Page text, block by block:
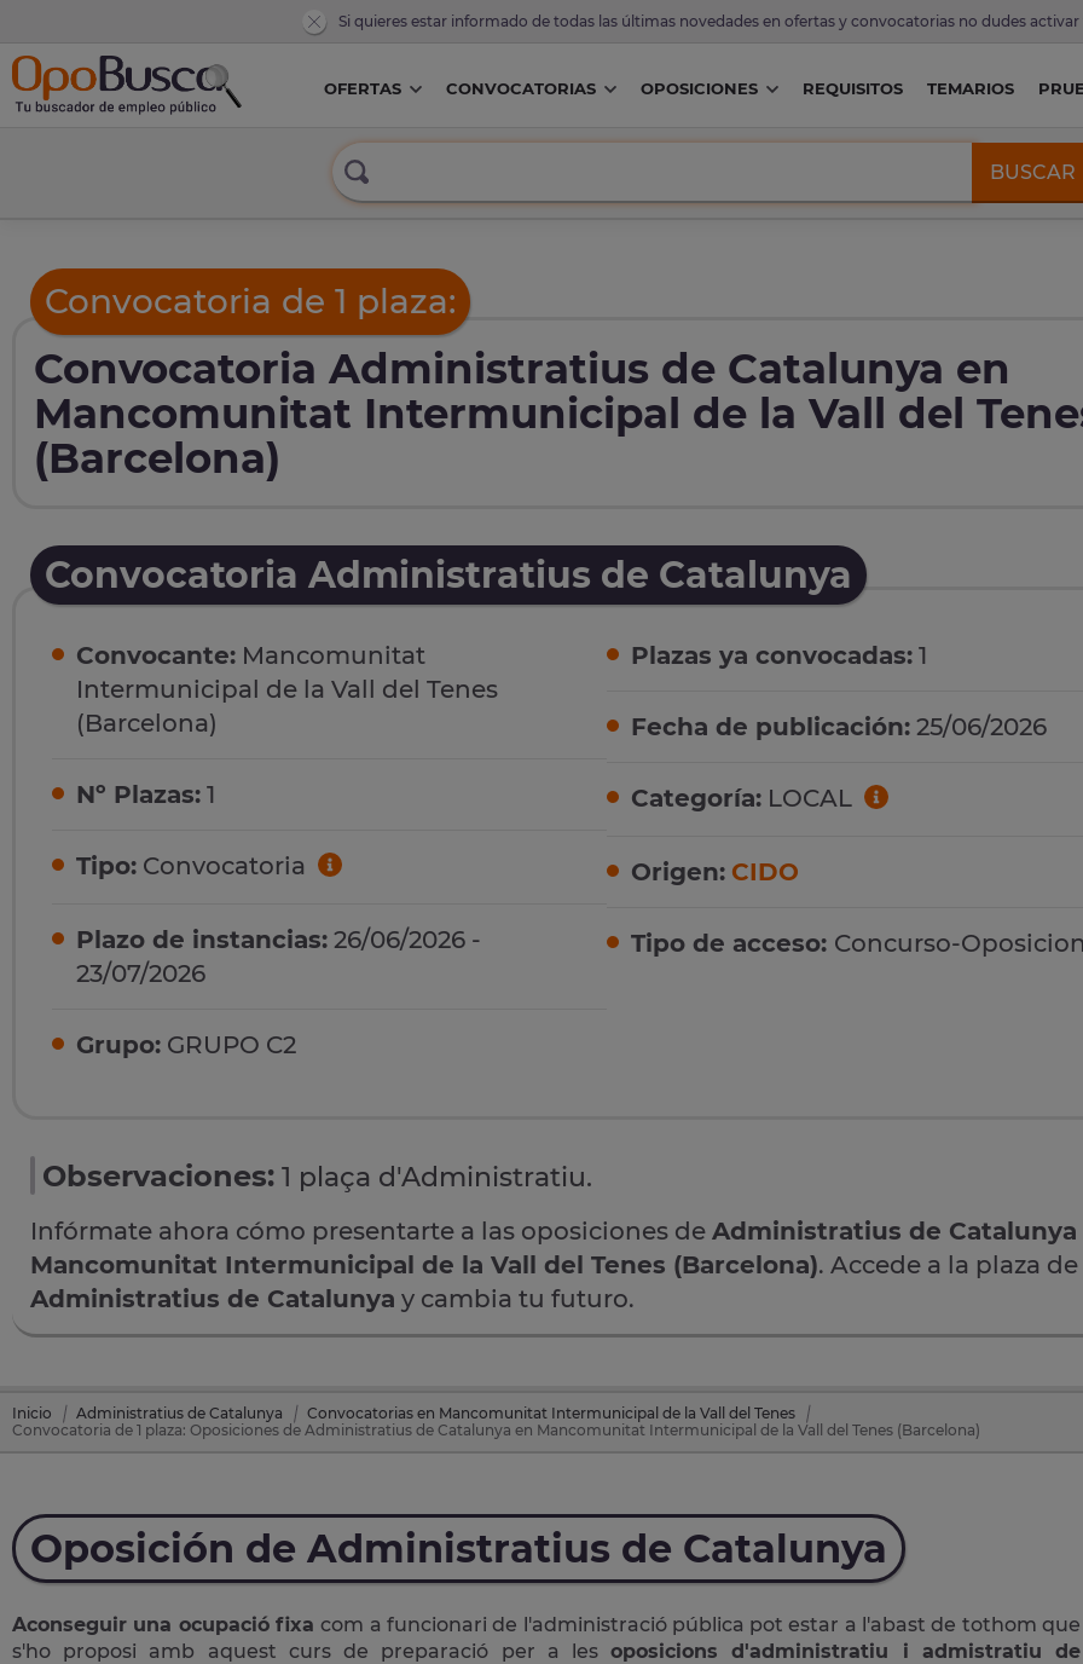
Si quieres estar informado de todas las últimas novedades en ofertas y convocatorias no dudes activar
OFERTAS CONVOCATORIAS OPOSICIONES REQUISITOS TEMARIOS
BUSCAR
Convocatoria de 1 plaza:
Convocatoria Administratius de Catalunya en
Mancomunitat Intermunicipal de la Vall del
(Barcelona)
Convocatoria Administratius de Catalunya
Convocante: Mancomunitat
Intermunicipal de la Vall del Tenes
(Barcelona)
Nº Plazas: 1
Tipo: Convocatoria
Plazo de instancias: 26/06/2026 -
23/07/2026
Grupo: GRUPO C2
Plazas ya convocadas: 1
Fecha de publicación: 25/06/2026
Categoría: LOCAL
Origen: CIDO
Tipo de acceso: Concurso-Oposicion
Observaciones: 1 plaça d'Administratiu.
Infórmate ahora cómo presentarte a las oposiciones de Administratius de Catalunya
Mancomunitat Intermunicipal de la Vall del Tenes (Barcelona). Accede a la plaza de
Administratius de Catalunya y cambia tu futuro.
Inicio Administratius de Catalunya
Convocatorias en Mancomunitat Intermunicipal de la Vall del Tenes
Convocatoria de 1 plaza: Oposiciones de Administratius de Catalunya en Mancomunitat Intermunicipal de la Vall del Tenes (Barcelona)
Oposición de Administratius de Catalunya
Aconseguir una ocupació fixacom a funcionari de l'administració pública pot estar a l'abast de tothom que
s'ho proposi amb aquest curs de preparació per a lesoposicions d'administratiu i admistratiu de